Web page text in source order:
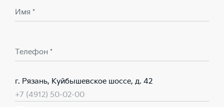
Имя *
Телефон *
г. Рязань, Куйбышевское шоссе, д. 42
+7 (4912) 50-02-00